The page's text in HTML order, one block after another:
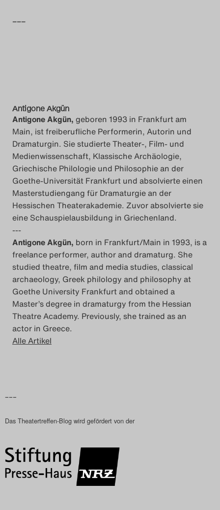
–––
Antigone Akgün
Antigone Akgün, geboren 1993 in Frankfurt am
Main, ist freiberufliche Performerin, Autorin und
Dramaturgin. Sie studierte Theater-, Film- und
Medienwissenschaft, Klassische Archäologie,
Griechische Philologie und Philosophie an der
Goethe-Universität Frankfurt und absolvierte einen
Masterstudiengang für Dramaturgie an der
Hessischen Theaterakademie. Zuvor absolvierte sie
eine Schauspielausbildung in Griechenland.
---
Antigone Akgün, born in Frankfurt/Main in 1993, is a
freelance performer, author and dramaturg. She
studied theatre, film and media studies, classical
archaeology, Greek philology and philosophy at
Goethe University Frankfurt and obtained a
Master’s degree in dramaturgy from the Hessian
Theatre Academy. Previously, she trained as an
actor in Greece.
Alle Artikel
–––
Das Theatertreffen-Blog wird gefördert von der